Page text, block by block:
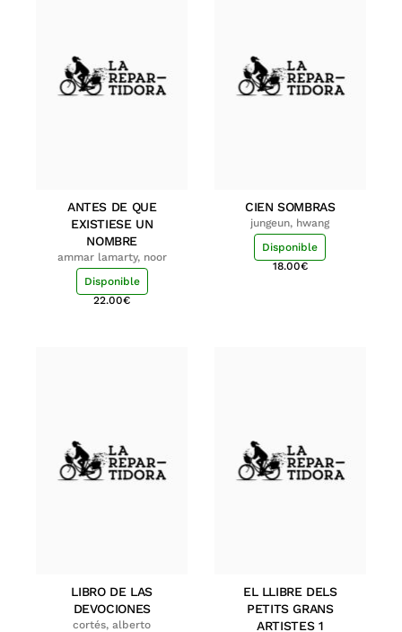
ANTES DE QUE
EXISTIESE UN
NOMBRE
ammar lamarty, noor
Disponible
22.00€
CIEN SOMBRAS
jungeun, hwang
Disponible
18.00€
LIBRO DE LAS
DEVOCIONES
cortés, alberto
EL LLIBRE DELS
PETITS GRANS
ARTISTES 1